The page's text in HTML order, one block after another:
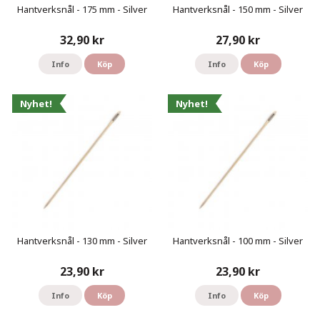
Hantverksnål - 175 mm - Silver
32,90 kr
Info Köp
Hantverksnål - 150 mm - Silver
27,90 kr
Info Köp
Nyhet!
Hantverksnål - 130 mm - Silver
23,90 kr
Info Köp
Nyhet!
Hantverksnål - 100 mm - Silver
23,90 kr
Info Köp